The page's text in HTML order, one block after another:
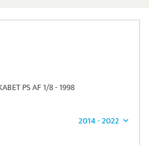
PS AF 1/8 - 1998
2014 - 2022